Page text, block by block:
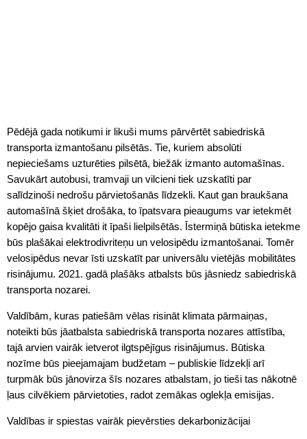
Pēdējā gada notikumi ir likuši mums pārvērtēt sabiedriskā
transporta izmantošanu pilsētās. Tie, kuriem absolūti
nepieciešams uzturēties pilsētā, biežāk izmanto automašīnas.
Savukārt autobusi, tramvaji un vilcieni tiek uzskatīti par
salīdzinoši nedrošu pārvietošanās līdzekli. Kaut gan braukšana
automašīnā šķiet drošāka, to īpatsvara pieaugums var ietekmēt
kopējo gaisa kvalitāti it īpaši lielpilsētās. Īstermiņā būtiska ietekme
būs plašākai elektrodivriteņu un velosipēdu izmantošanai. Tomēr
velosipēdus nevar īsti uzskatīt par universālu vietējās mobilitātes
risinājumu. 2021. gadā plašāks atbalsts būs jāsniedz sabiedriskā
transporta nozarei.
Valdībām, kuras patiešām vēlas risināt klimata pārmaiņas,
noteikti būs jāatbalsta sabiedriskā transporta nozares attīstība,
tajā arvien vairāk ietverot ilgtspējīgus risinājumus. Būtiska
nozīme būs pieejamajam budžetam – publiskie līdzekļi arī
turpmāk būs jānovirza šīs nozares atbalstam, jo tieši tas nākotnē
ļaus cilvēkiem pārvietoties, radot zemākas oglekļa emisijas.
Valdības ir spiestas vairāk pievērsties dekarbonizācijai